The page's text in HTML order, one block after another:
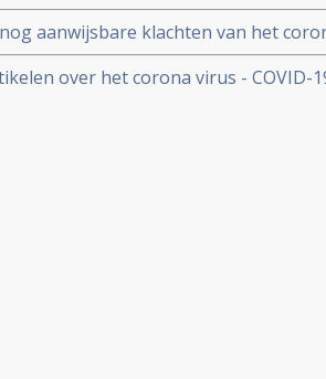
aanwijsbare klachten van het
corona virus ook en zelfs nog
al wel aanwijsbare klachten
over het corona virus - COVID-